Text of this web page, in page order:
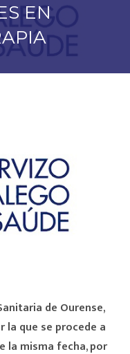
EN
de Ourense,
la que se procede a
la misma fecha, por